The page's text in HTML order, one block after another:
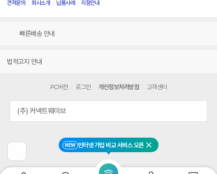
NEW 인터넷 가입 비교 서비스 오픈 닫기
견적문의 회사소개 납품사례 지점안내
빠른배송 안내
법적고지 안내
전
페
PC버전 로그인 개인정보처리방침 고객센터
(주) 커넥트웨이브